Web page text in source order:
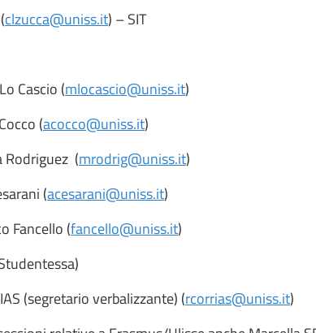
clzucca@uniss.it) – SIT
Cascio (mlocascio@uniss.it)
(acocco@uniss.it)
Rodriguez (mrodrig@uniss.it)
(acesarani@uniss.it)
Fancello (fancello@uniss.it)
(segretario verbalizzante) (rcorrias@uniss.it)